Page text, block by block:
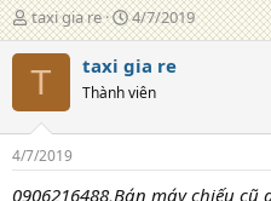
T
á
c
ả
taxi gia re
N
g
à
y
đ
g
4/7/2019
T taxi gia re
Thành viên
4/7/2019
0906216488,Bán máy chiếu